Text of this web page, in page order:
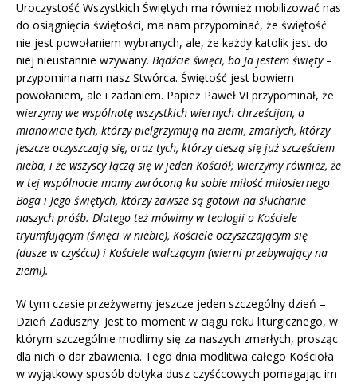
Uroczystość Wszystkich Świętych ma również mobilizować nas
do osiągnięcia świętości, ma nam przypominać, że świętość
nie jest powołaniem wybranych, ale, że każdy katolik jest do
niej nieustannie wzywany. Bądźcie święci, bo Ja jestem święty–
przypomina nam nasz Stwórca. Świętość jest bowiem
powołaniem, ale i zadaniem. Papież Paweł VI przypominał, że
wierzymy we wspólnotę wszystkich wiernych chrześcijan, a
mianowicie tych, którzy pielgrzymują na ziemi, zmarłych, którzy
jeszcze oczyszczają się, oraz tych, którzy cieszą się już szczęściem
nieba, i że wszyscy łączą się w jeden Kościół; wierzymy również, że
w tej wspólnocie mamy zwróconą ku sobie miłość miłosiernego
Boga i Jego świętych, którzy zawsze są gotowi na słuchanie
naszych próśb. Dlatego też mówimy w teologii o Kościele
tryumfującym (święci w niebie), Kościele oczyszczającym się
(dusze w czyśćcu) i Kościele walczącym (wierni przebywający na
ziemi).
W tym czasie przeżywamy jeszcze jeden szczególny dzień –
Dzień Zaduszny. Jest to moment w ciągu roku liturgicznego, w
którym szczególnie modlimy się za naszych zmarłych, prosząc
dla nich o dar zbawienia. Tego dnia modlitwa całego Kościoła
w wyjątkowy sposób dotyka dusz czyśćcowych pomagając im